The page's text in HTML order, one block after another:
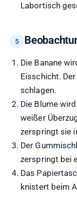
Labortisch
Die Banane
Eisschicht.
schlagen.
Die Blume
weißer
zerspringt sie
Der
zerspringt bei
Das
knistert beim